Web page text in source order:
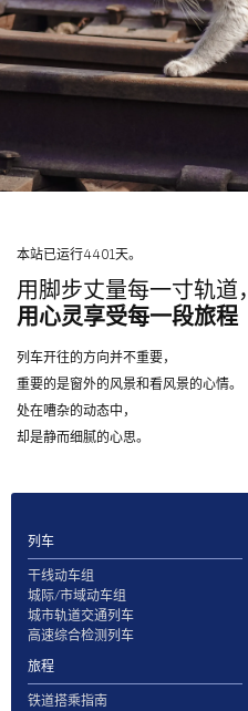
本站已运行4401天。
用脚步丈量每一寸轨道，
用心灵享受每一段旅程
列车开往的方向并不重要，
重要的是窗外的风景和看风景的心情。
处在嘈杂的动态中，
却是静而细腻的心思。
列车
干线动车组
城际/市域动车组
城市轨道交通列车
高速综合检测列车
旅程
铁道搭乘指南